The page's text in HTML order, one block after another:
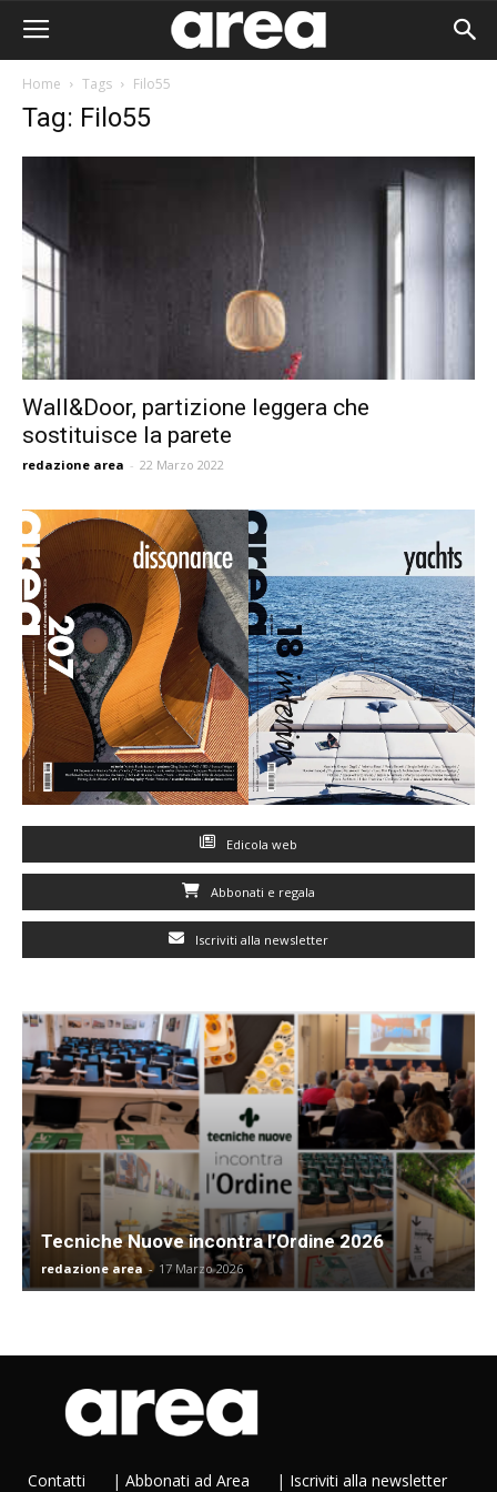
Home Tags Filo55
Tag: Filo55
Wall&Door, partizione leggera che
sostituisce la parete
redazione area - 22 Marzo 2022
Edicola web
Abbonati e regala
Iscriviti alla newsletter
Tecniche Nuove incontra l’Ordine 2026
redazione area - 17 Marzo 2026
Contatti | Abbonati ad Area | Iscriviti alla newsletter